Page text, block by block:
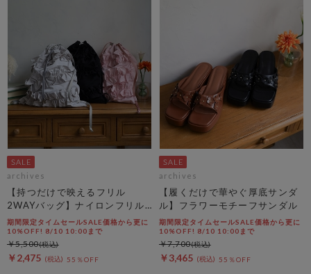
archives
【持つだけで映えるフリル
2WAYバッグ】ナイロンフリル
２ＷＡＹバッグ
期間限定タイムセールSALE価格から更に
10%OFF! 8/10 10:00まで
￥2,475 55％OFF
￥5,500
archives
【履くだけで華やぐ厚底サンダ
ル】フラワーモチーフサンダル
期間限定タイムセールSALE価格から更に
10%OFF! 8/10 10:00まで
￥3,465 55％OFF
￥7,700